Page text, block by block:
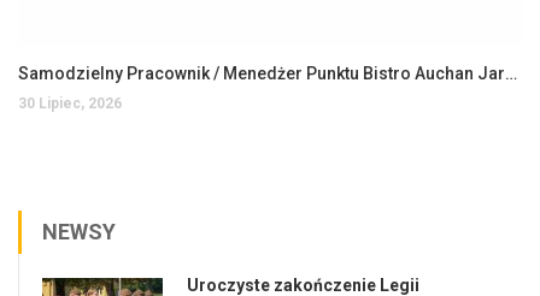
Samodzielny Pracownik / Menedżer Punktu Bistro Auchan Jarosław
30 Lipiec, 2026
NEWSY
Uroczyste zakończenie Legii